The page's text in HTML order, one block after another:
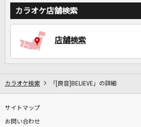
カラオケ店舗検索
店舗検索
カラオケ検索 「[良音]BELIEVE」の詳細
サイトマップ
お問い合わせ